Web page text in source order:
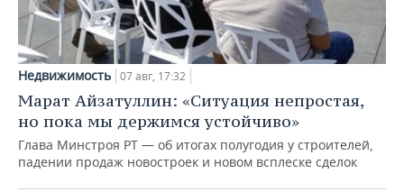
Недвижимость 07 авг, 17:32
Марат Айзатуллин: «Ситуация непростая,
но пока мы держимся устойчиво»
Глава Минстроя РТ — об итогах полугодия у строителей,
падении продаж новостроек и новом всплеске сделок